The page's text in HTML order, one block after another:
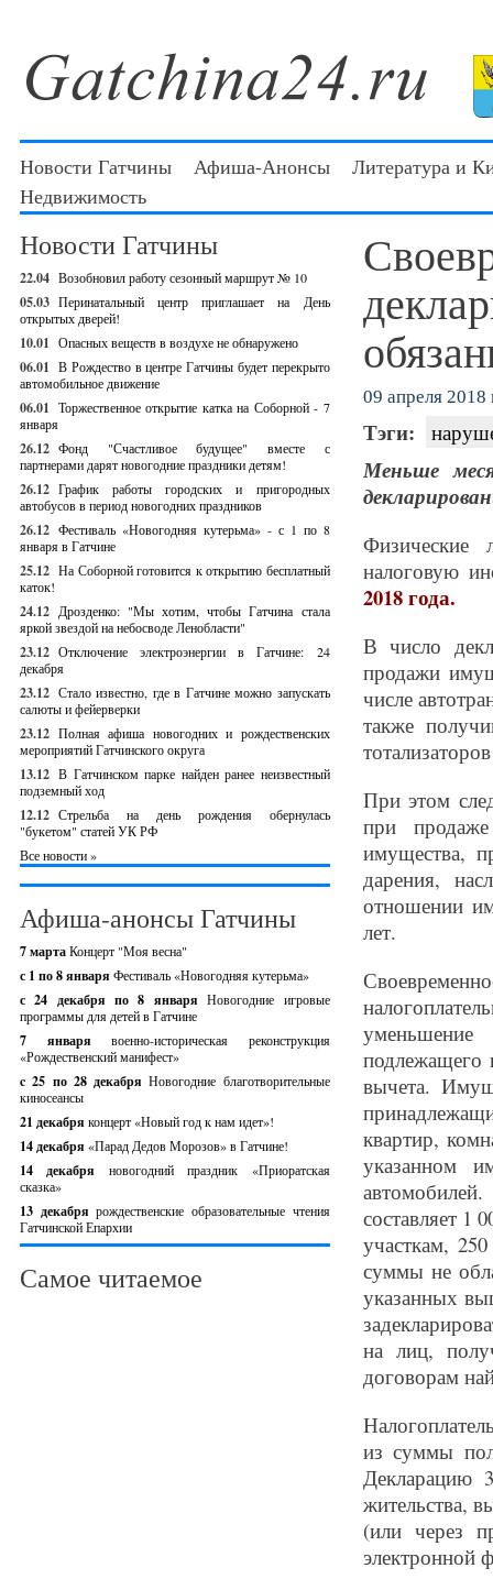
Новости Гатчины Афиша-Анонсы
Литература и
Недвижимость
Новости Гатчины
22.04 Возобновил работу сезонный маршрут № 10
05.03 Перинатальный центр приглашает на День
открытых дверей!
10.01 Опасных веществ в воздухе не обнаружено
06.01 В Рождество в центре Гатчины будет перекрыто
автомобильное движение
06.01 Торжественное открытие катка на Соборной - 7
января
26.12 Фонд "Счастливое будущее" вместе с
партнерами дарят новогодние праздники детям!
26.12 График работы городских и пригородных
автобусов в период новогодних праздников
26.12 Фестиваль «Новогодняя кутерьма» - с 1 по 8
января в Гатчине
25.12 На Соборной готовится к открытию бесплатный
каток!
24.12 Дрозденко: "Мы хотим, чтобы Гатчина стала
яркой звездой на небосводе Ленобласти"
23.12 Отключение электроэнергии в Гатчине: 24
декабря
23.12 Стало известно, где в Гатчине можно запускать
салюты и фейерверки
23.12 Полная афиша новогодних и рождественских
мероприятий Гатчинского округа
13.12 В Гатчинском парке найден ранее неизвестный
подземный ход
12.12 Стрельба на день рождения обернулась
"букетом" статей УК РФ
Все новости »
Афиша-анонсы Гатчины
7 мартаКонцерт "Моя весна"
с 1 по 8 января Фестиваль «Новогодняя кутерьма»
с 24 декабря по 8 январяНовогодние игровые
программы для детей в Гатчине
7 январявоенно-историческая реконструкция
«Рождественский манифест»
c 25 по 28 декабряНовогодние благотворительные
киносеансы
21 декабря концерт «Новый год к нам идет»!
14 декабря «Парад Дедов Морозов» в Гатчине!
14 декабря новогодний праздник «Приоратская
сказка»
13 декабрярождественские образовательные чтения
Гатчинской Епархии
Самое читаемое
09 апреля 2018
Тэги:
Меньше
Физические
налоговую
2018 года.
В число
продажи
числе
также
При этом
при
имущества,
дарения,
отношении
лет.
подлежащего
вычета.
квартир,
указанном
составляет
участкам,
суммы не
указанных
на лиц,
договорам
из суммы
Декларацию
жительства,
(или через
электронной